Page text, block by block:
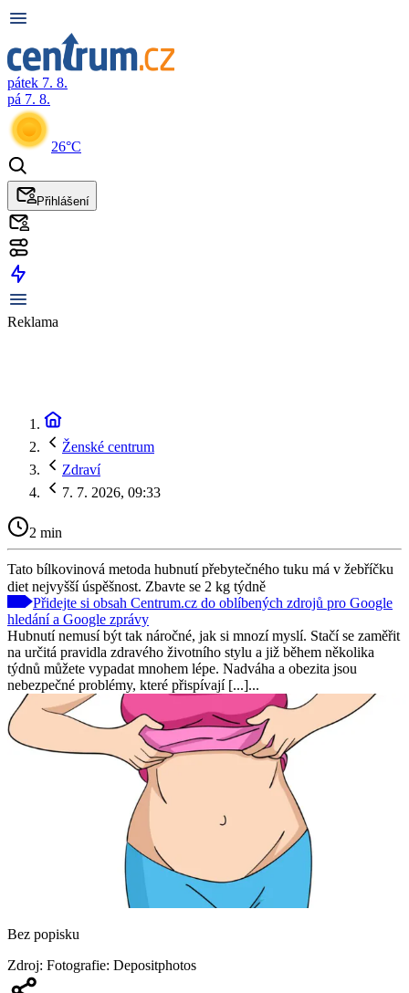
pátek 7. 8.
pá 7. 8.
26°C
Přihlášení
Reklama
Ženské centrum
Zdraví
7. 7. 2026, 09:33
2 min
Tato bílkovinová metoda hubnutí přebytečného tuku má v žebříčku
diet nejvyšší úspěšnost. Zbavte se 2 kg týdně
Přidejte si obsah Centrum.cz do oblíbených zdrojů pro Google
hledání a Google zprávy
Hubnutí nemusí být tak náročné, jak si mnozí myslí. Stačí se zaměřit
na určitá pravidla zdravého životního stylu a již během několika
týdnů můžete vypadat mnohem lépe. Nadváha a obezita jsou
nebezpečné problémy, které přispívají [...]...
Bez popisku
Zdroj: Fotografie: Depositphotos